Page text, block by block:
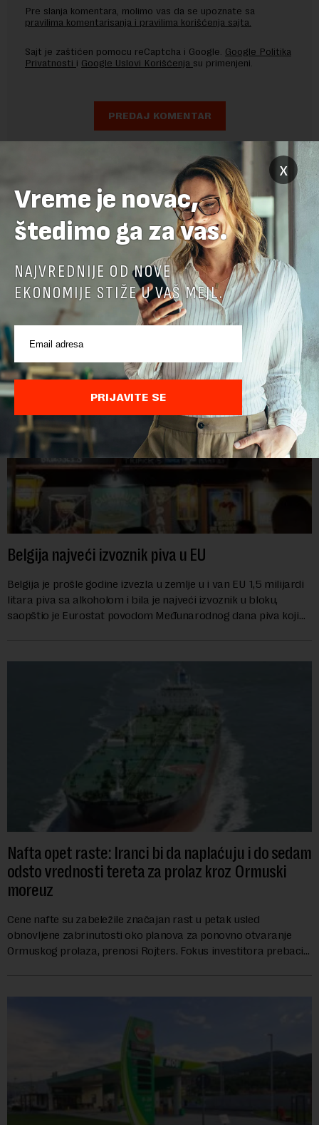
Pre slanja komentara, molimo vas da se upoznate sa
pravilima komentarisanja i pravilima korišćenja sajta.
Sajt je zaštićen pomocu reCaptcha i Google. Google Politika
Privatnosti i Google Uslovi Korišćenja su primenjeni.
POVEZANI SADRŽAJI
Belgija najveći izvoznik piva u EU
Belgija je prošle godine izvezla u zemlje u i van EU 1,5 milijardi
litara piva sa alkoholom i bila je najveći izvoznik u bloku,
saopštio je Eurostat povodom Međunarodnog dana piva koji
Nafta opet raste: Iranci bi da naplaćuju i do sedam
odsto vrednosti tereta za prolaz kroz Ormuski
moreuz
Cene nafte su zabeležile značajan rast u petak usled
obnovljene zabrinutosti oko planova za ponovno otvaranje
Ormuskog prolaza, prenosi Rojters. Fokus investitora prebacio
x
Vreme je novac,
štedimo ga za vas.
NAJVREDNIJE OD NOVE
EKONOMIJE STIŽE U VAŠ MEJL.
PRIJAVITE SE